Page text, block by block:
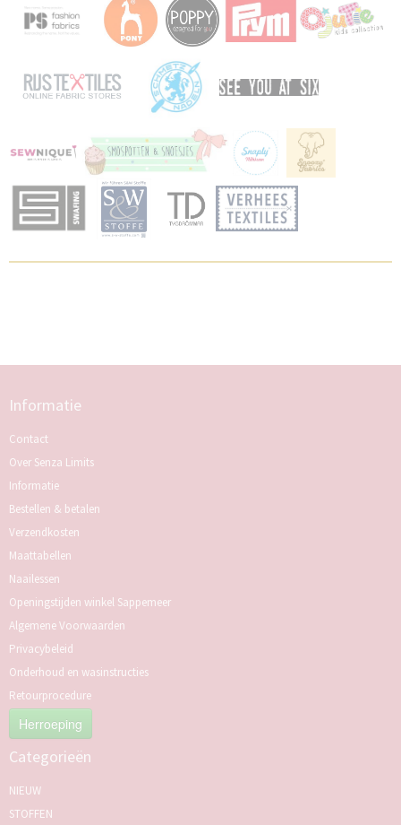
Informatie
Contact
Over Senza Limits
Informatie
Bestellen & betalen
Verzendkosten
Maattabellen
Naailessen
Openingstijden winkel Sappemeer
Algemene Voorwaarden
Privacybeleid
Onderhoud en wasinstructies
Retourprocedure
Herroeping
Categorieën
NIEUW
STOFFEN